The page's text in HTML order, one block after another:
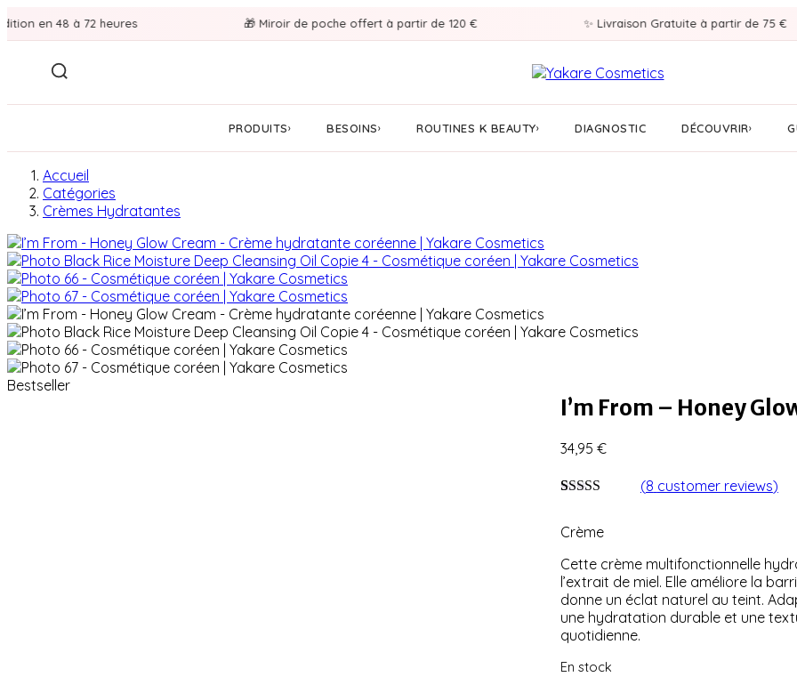
48 à 72 heures 🎁 Miroir de poche offert à partir de 120 € ✨ Livraison Gratuite à partir de 75 €
PRODUITS› BESOINS› ROUTINES K BEAUTY› DIAGNOSTIC DÉCOUVRIR›
Accueil
Catégories
Crèmes Hydratantes
Bestseller
I’m From – Honey
34,95 €
surnotations
(8 customer reviews)
Crème
Cette crème multifonctionnelle
l’extrait de miel. Elle améliore la
donne un éclat naturel au teint.
une hydratation durable et une
quotidienne.
En stock